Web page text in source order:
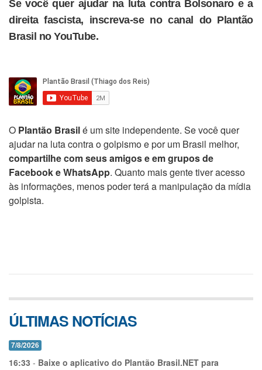
Se você quer ajudar na luta contra Bolsonaro e a
direita fascista, inscreva-se no canal do Plantão
Brasil no YouTube.
O Plantão Brasilé um site independente. Se você quer
ajudar na luta contra o golpismo e por um Brasil melhor,
compartilhe com seus amigos e em grupos de
Facebook e WhatsApp. Quanto mais gente tiver acesso
às informações, menos poder terá a manipulação da mídia
golpista.
ÚLTIMAS NOTÍCIAS
7/8/2026
16:33 - Baixe o aplicativo do Plantão Brasil.NET para